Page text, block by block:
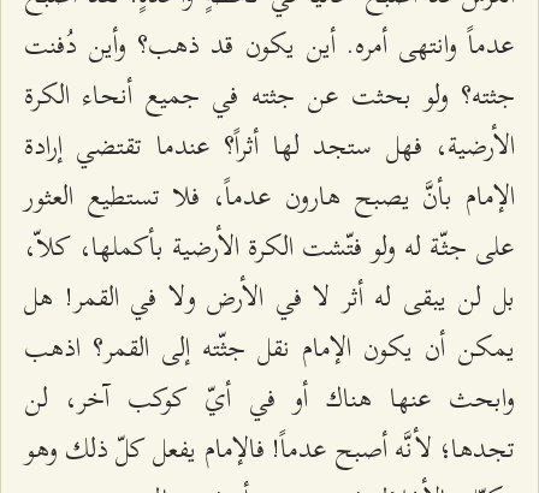
عدماً وانتهى أمره. أين يكون قد ذهب؟ وأين دُفنت
جثته؟ ولو بحثت عن جثته في جميع أنحاء الكرة
الأرضية، فهل ستجد لها أثراً؟ عندما تقتضي إرادة
الإمام بأنَّ يصبح هارون عدماً، فلا تستطيع العثور
على جثّة له ولو فتّشت الكرة الأرضية بأكملها، كلاّ،
بل لن يبقى له أثر لا في الأرض ولا في القمر! هل
يمكن أن يكون الإمام نقل جثّته إلى القمر؟ اذهب
وابحث عنها هناك أو في أيّ كوكب آخر، لن
تجدها؛ لأنَّه أصبح عدماً! فالإمام يفعل كلّ ذلك وهو